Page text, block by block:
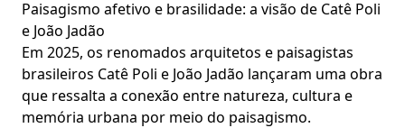
Paisagismo afetivo e brasilidade: a visão de Catê Poli
e João Jadão
Em 2025, os renomados arquitetos e paisagistas
brasileiros Catê Poli e João Jadão lançaram uma obra
que ressalta a conexão entre natureza, cultura e
memória urbana por meio do paisagismo.